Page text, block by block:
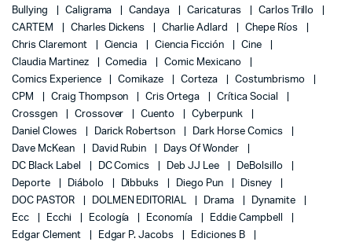
Bullying
Caligrama Candaya Caricaturas
Carlos Trillo
CARTEM
Charles Dickens Charlie Adlard
Chepe Ríos
Chris Claremont
Ciencia Ciencia Ficción
Cine
Claudia Martinez
Comedia
Comic Mexicano
Comics Experience
Comikaze Corteza
Costumbrismo
CPM
Craig Thompson Cris Ortega
Crítica Social
Crossgen
Crossover Cuento
Cyberpunk
Daniel Clowes
Darick Robertson
Dark Horse Comics
Dave McKean
David Rubin
Days Of Wonder
DC Black Label
DC Comics Deb JJ Lee
DeBolsillo
Deporte
Diábolo Dibbuks Diego Pun
Disney
DOC PASTOR
DOLMEN EDITORIAL Drama
Dynamite
Ecc
Ecchi Ecología Economía
Eddie Campbell
Edgar Clement
Edgar P. Jacobs
Ediciones B